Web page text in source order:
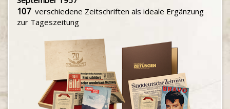
107verschiedene Zeitschriften als ideale Ergänzung
zur Tageszeitung